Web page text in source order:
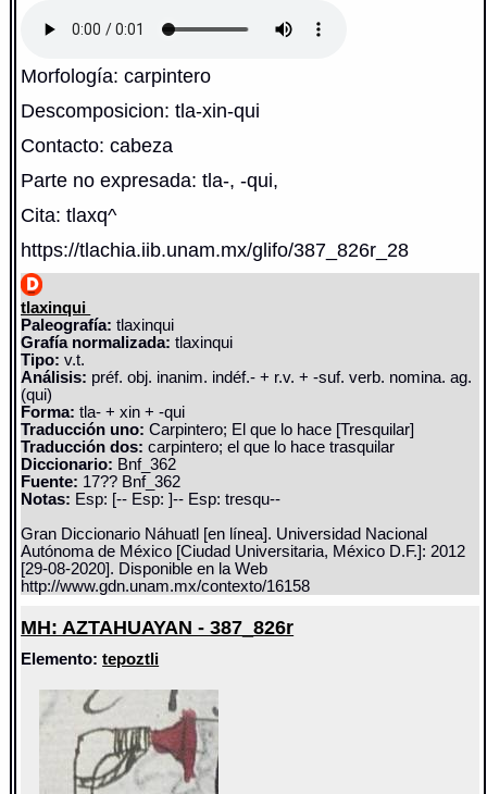
Morfología: carpintero
Descomposicion: tla-xin-qui
Contacto: cabeza
Parte no expresada: tla-, -qui,
Cita: tlaxq^
https://tlachia.iib.unam.mx/glifo/387_826r_28
tlaxinqui
Paleografía: tlaxinqui
Grafía normalizada: tlaxinqui
Tipo: v.t.
Análisis: préf. obj. inanim. indéf.- + r.v. + -suf. verb. nomina. ag.
(qui)
Forma: tla- + xin + -qui
Traducción uno: Carpintero; El que lo hace [Tresquilar]
Traducción dos: carpintero; el que lo hace trasquilar
Diccionario: Bnf_362
Fuente: 17?? Bnf_362
Notas: Esp: [-- Esp: ]-- Esp: tresqu--
Gran Diccionario Náhuatl [en línea]. Universidad Nacional
Autónoma de México [Ciudad Universitaria, México D.F.]: 2012
[29-08-2020]. Disponible en la Web
http://www.gdn.unam.mx/contexto/16158
MH: AZTAHUAYAN - 387_826r
Elemento:tepoztli